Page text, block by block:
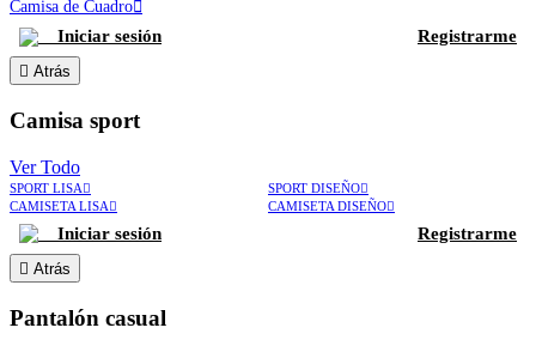
Camisa de Cuadro
Iniciar sesión Registrarme
Atrás
Camisa sport
Ver Todo
SPORT LISA
SPORT DISEÑO
CAMISETA LISA
CAMISETA DISEÑO
Iniciar sesión Registrarme
Atrás
Pantalón casual